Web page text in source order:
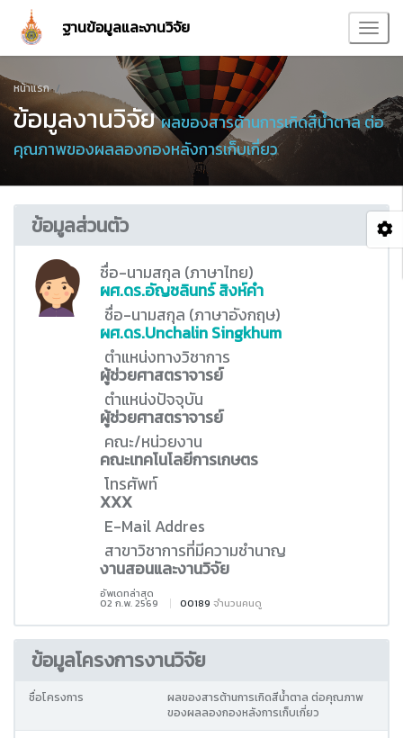
ฐานข้อมูลและงานวิจัย
หน้าแรก
ข้อมูลงานวิจัยผลของสารต้านการเกิดสีน้ำตาล ต่อ
คุณภาพของผลลองกองหลังการเก็บเกี่ยว
ข้อมูลส่วนตัว
ชื่อ-นามสกุล (ภาษาไทย)
ผศ.ดร.อัญชลินทร์ สิงห์คำ
ชื่อ-นามสกุล (ภาษาอังกฤษ)
ผศ.ดร.Unchalin Singkhum
ตำแหน่งทางวิชาการ
ผู้ช่วยศาสตราจารย์
ตำแหน่งปัจจุบัน
ผู้ช่วยศาสตราจารย์
คณะ/หน่วยงาน
คณะเทคโนโลยีการเกษตร
โทรศัพท์
XXX
E-Mail Addres
สาขาวิชาการที่มีความชำนาญ
งานสอนและงานวิจัย
อัพเดทล่าสุด
02 ก.พ. 2569 00189 จำนวนคนดู
ข้อมูลโครงการงานวิจัย
ชื่อโครงการ
ผลของสารต้านการเกิดสีน้ำตาล ต่อคุณภาพ
ของผลลองกองหลังการเก็บเกี่ยว